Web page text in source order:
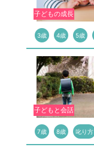
子どもの成長
3歳 4歳 5歳
子どもと会話
7歳 8歳 叱り方